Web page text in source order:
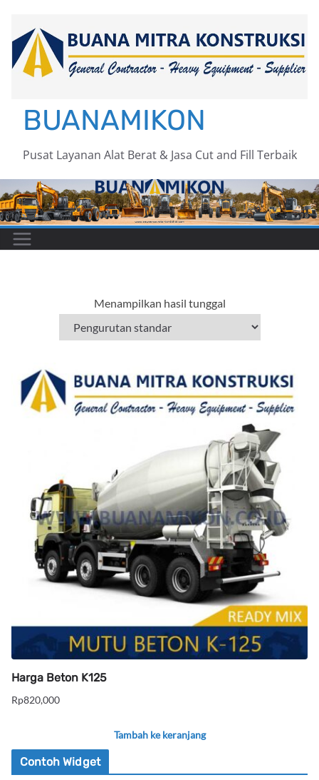
content
BUANAMIKON
Pusat Layanan Alat Berat & Jasa Cut and Fill Terbaik
Menampilkan hasil tunggal
Harga Beton K125
Rp820,000
Tambah ke keranjang
Contoh Widget